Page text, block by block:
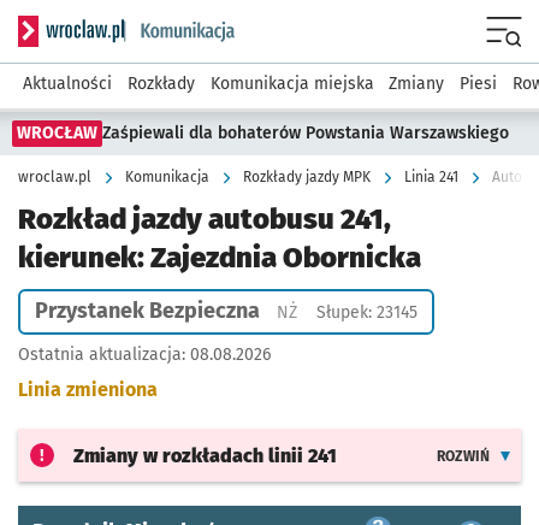
Serwis informacyjny wroclaw.pl podserwis: Komunikacja
Aktualności Rozkłady Komunikacja miejska Zmiany Piesi
WROCŁAW Zaśpiewali dla bohaterów Powstania Warszawskiego
wroclaw.pl Komunikacja Rozkłady jazdy MPK Linia 241
Rozkład jazdy autobusu 241,
kierunek: Zajezdnia Obornicka
Przystanek Bezpieczna NŻPrzystanek na życzenie
Słupek: 23145
Ostatnia aktualizacja: 08.08.2026
Linia zmieniona
Zmiany w rozkładach linii 241 ROZWIŃ